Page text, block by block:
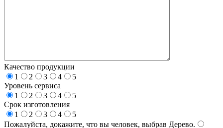
Качество продукции
1
2 3 4
5
Уровень сервиса
1
2 3 4
5
Срок изготовления
1
2 3 4
5
Пожалуйста, докажите, что вы человек, выбрав Дерево.